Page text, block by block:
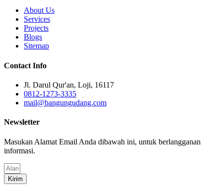
About Us
Services
Projects
Blogs
Sitemap
Contact Info
Jl. Darul Qur'an, Loji, 16117
0812-1273-3335
mail@bangungudang.com
Newsletter
Masukan Alamat Email Anda dibawah ini, untuk berlangganan
informasi.
Kirim